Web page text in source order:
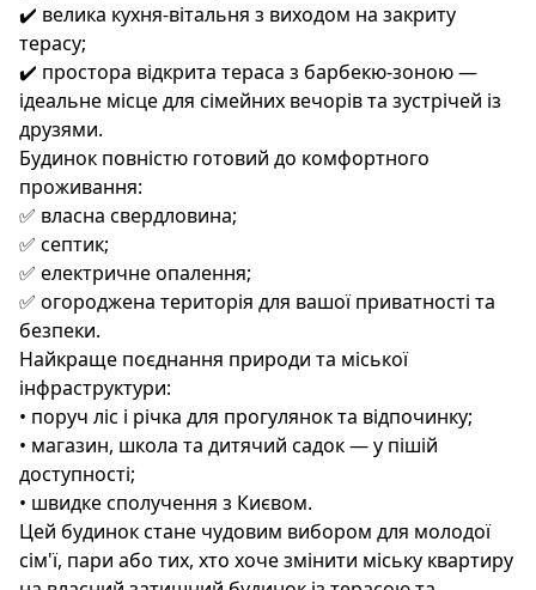
✔️ велика кухня-вітальня з виходом на закриту
терасу;
✔️ простора відкрита тераса з барбекю-зоною —
ідеальне місце для сімейних вечорів та зустрічей із
друзями.
Будинок повністю готовий до комфортного
проживання:
✅ власна свердловина;
✅ септик;
✅ електричне опалення;
✅ огороджена територія для вашої приватності та
безпеки.
Найкраще поєднання природи та міської
інфраструктури:
• поруч ліс і річка для прогулянок та відпочинку;
• магазин, школа та дитячий садок — у пішій
доступності;
• швидке сполучення з Києвом.
Цей будинок стане чудовим вибором для молодої
сім'ї, пари або тих, хто хоче змінити міську квартиру